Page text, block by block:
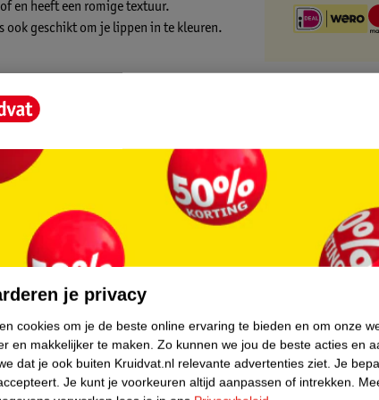
en heeft een romige textuur.
ook geschikt om je lippen in te kleuren.
je privacy
cookies om je de beste online ervaring te bieden en om onze
en makkelijker te maken. Zo kunnen we jou de beste acties en
dat je ook buiten Kruidvat.nl relevante advertenties ziet. Je
Je kunt je voorkeuren altijd aanpassen of intrekken.